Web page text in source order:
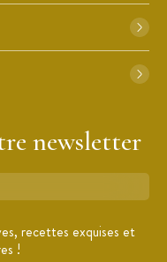
newsletter
recettes exquises et
!